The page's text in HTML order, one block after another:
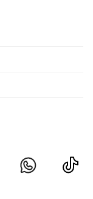
sua rica
dos vinhos